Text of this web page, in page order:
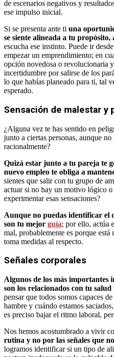
de escenarios negativos y
ese impulso inicial.
Si se presenta ante ti una
se siente alineada a tu propósito,
escucha ese instinto. Puede ir
empezar un emprendimiento; en
opción novedosa o revolucionaria
incertidumbre por salirse de los
lo que habías planeado para ti, tal
esperado.
Sensación de malestar y
¿Alguna vez te has sentido en
junto a ciertas personas, aunque
racionalmente?
Quizá estar junto a tu pareja te
nuevo empleo te obliga a
sientes que salir con tu grupo de
actuar si no hay un motivo lógico
experimentar esas sensaciones?
Aunque no puedas identificar el
son tu mejor guía; por ello, actúa
mal, probablemente es porque
toma medidas al respecto.
Señales corporales
Algunos de los más importantes
son los relacionados con tu
pensar que todos somos capaces
hambre y cuándo estamos
es preciso bajar el ritmo laboral,
Nos hemos acostumbrado a vivir
rutina y no por las señales que
logramos identificar si un tipo de